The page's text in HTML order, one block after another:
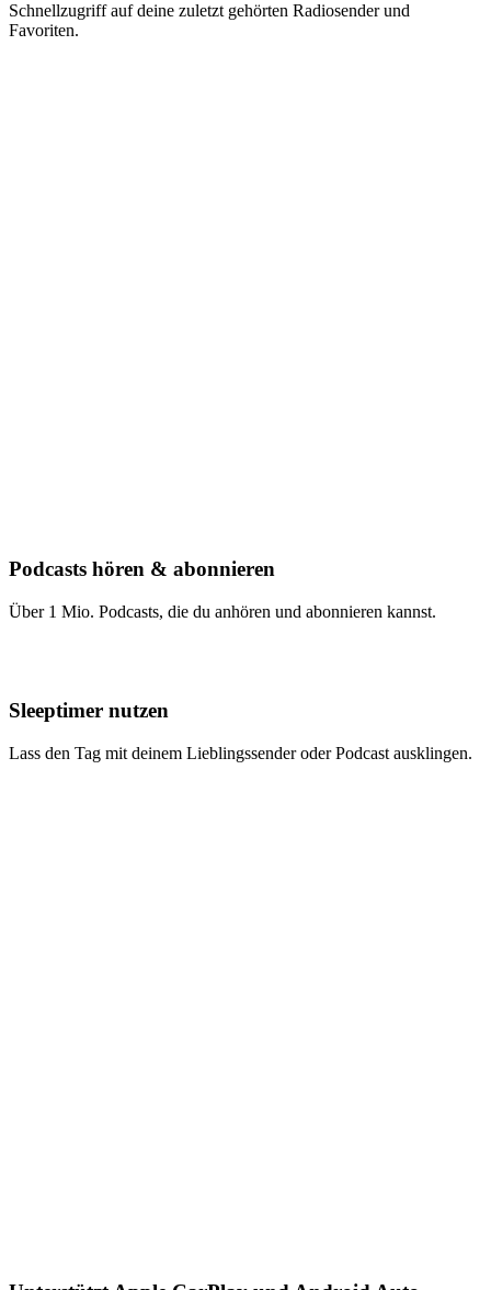
Schnellzugriff auf deine zuletzt gehörten Radiosender und
Favoriten.
Podcasts hören & abonnieren
Über 1 Mio. Podcasts, die du anhören und abonnieren kannst.
Sleeptimer nutzen
Lass den Tag mit deinem Lieblingssender oder Podcast ausklingen.